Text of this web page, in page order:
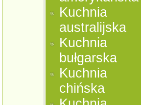
Kuchnia
australijska
Kuchnia
bułgarska
Kuchnia
chińska